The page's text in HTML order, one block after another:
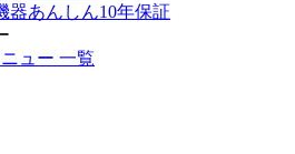
器あんしん10年保証
ュー 一覧